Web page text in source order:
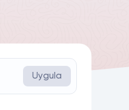
Uygula